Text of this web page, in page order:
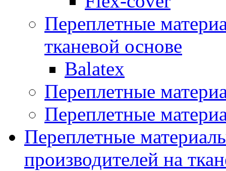
Переплетные
тканевой основе
Balatex
Переплетные
Переплетные
Переплетные
производителей на